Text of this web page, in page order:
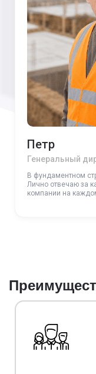
Петр
Генеральный
В фундаментном
Лично отвечаю за
компании на